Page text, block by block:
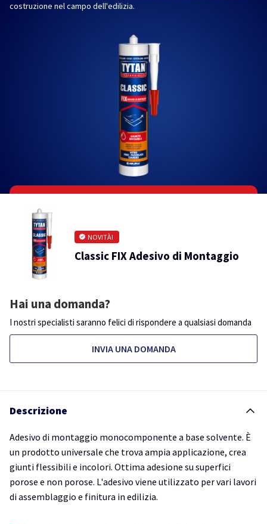
costruzione nel campo dell'edilizia.
NOVITÀ!
Classic FIX Adesivo di Montaggio
Hai una domanda?
I nostri specialisti saranno felici di rispondere a qualsiasi domanda
INVIA UNA DOMANDA
Descrizione
Adesivo di montaggio monocomponente a base solvente. È
un prodotto universale che trova ampia applicazione, crea
giunti flessibili e incolori. Ottima adesione su superfici
porose e non porose. L'adesivo viene utilizzato per vari lavori
di assemblaggio e finitura in edilizia.